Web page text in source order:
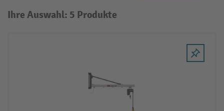
Ihre Auswahl: 5 Produkte